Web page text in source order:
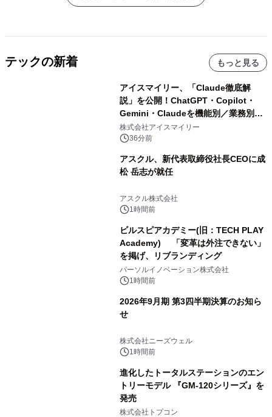
テックの新着 もっと見る
アイスマイリー、「Claude徹底解
説」を公開！ChatGPT・Copilot・
Gemini・Claudeを機能別／業務別に
比較―自社に合う生成AIの選び方がわ
かる実践ガイド
株式会社アイスマイリー
36分前
アスクル、新代表取締役社長CEOに成
松 岳志が就任
アスクル株式会社
1時間前
ビルスピアカデミー(旧：TECH PLAY
Academy) 「変革は外注できない」
を掲げ、リブランディング
パーソルイノベーション株式会社
1時間前
2026年9月期 第3四半期決算のお知ら
せ
株式会社ニーズウェル
1時間前
進化したトータルステーションのエン
トリーモデル 『GM-120シリーズ』を
発売
株式会社トプコン